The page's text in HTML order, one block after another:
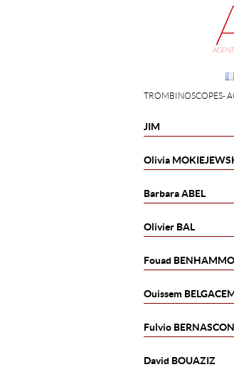
JIM
Olivia
BarbaraABEL
Olivier BAL
Fouad
Ouissem
Fulvio
David BOUAZIZ
TROMBINOSCOPES